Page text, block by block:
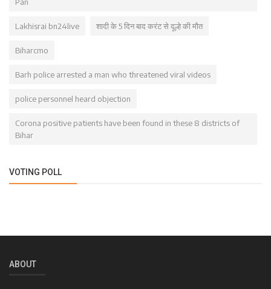
Pan
Lakhisrai bn24live शादी के 5 दिन बाद करंट से दूल्हे की मौत
Biharcmo
Barh police arrested a man who threatened viral videos
police personnel heard objection
Corona positive patients have been found in these 8 districts of
Bihar
VOTING POLL
ABOUT